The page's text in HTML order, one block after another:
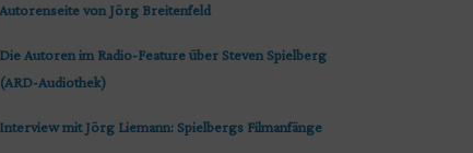
Autorenseite von Jörg Breitenfeld
Die Autoren im Radio-Feature über Steven Spielberg
(ARD-Audiothek)
Interview mit Jörg Liemann: Spielbergs Filmanfänge